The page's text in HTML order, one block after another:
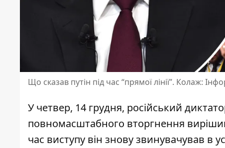
Що сказав путін під час “прямої лінії”. Колаж:
У четвер, 14 грудня, російський
повномасштабного вторгнення
час виступу він знову звинувачував в